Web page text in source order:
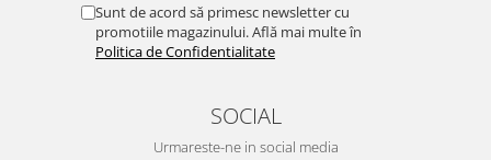
Sunt de acord să primesc newsletter cu
promotiile magazinului. Află mai multe în
Politica de Confidentialitate
SOCIAL
Urmareste-ne in social media